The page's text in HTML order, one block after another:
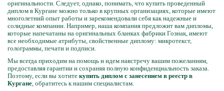
оригинальности. Следует, однако, понимать, что купить проведенный
диплом в Кургане можно только в крупных организациях, которые имеют
многолетний опыт работы и зарекомендовали себя как надежные и
солидные компании. Например, наша компания предложит вам дипломы,
которые напечатаны на оригинальных бланках фабрики Гознак, имеют
все необходимые атрибуты, свойственные диплому: микротекст,
голограммы, печати и подписи.
Мы всегда приходим на помощь и идем навстречу вашим пожеланиям,
предоставляя гарантии и сохраняя полную конфиденциальность заказа.
Поэтому, если вы хотите купить диплом с занесением в реестр в
Кургане , обратитесь к нашим специалистам.